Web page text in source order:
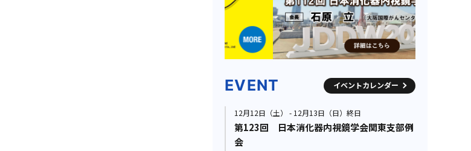
EVENT イベントカレンダー
12月12日（土） - 12月13日（日）終日
第123回 日本消化器内視鏡学会関東支部例
会